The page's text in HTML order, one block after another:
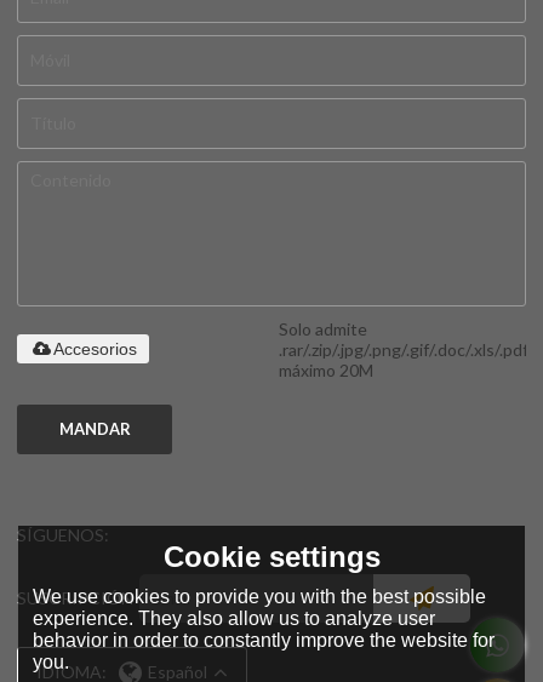
Solo admite
.rar/.zip/.jpg/.png/.gif/.doc/.xls/.pdf,
máximo 20M
Accesorios
MANDAR
SÍGUENOS:
SUSCRIPCIÓN
IDIOMA: Español
Cookie settings
We use cookies to provide you with the best possible
experience. They also allow us to analyze user
behavior in order to constantly improve the website for
you.